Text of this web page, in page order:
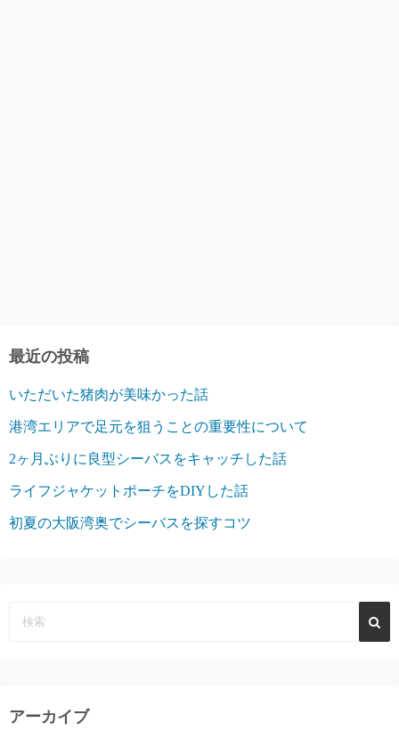
最近の投稿
いただいた猪肉が美味かった話
港湾エリアで足元を狙うことの重要性について
2ヶ月ぶりに良型シーバスをキャッチした話
ライフジャケットポーチをDIYした話
初夏の大阪湾奥でシーバスを探すコツ
アーカイブ